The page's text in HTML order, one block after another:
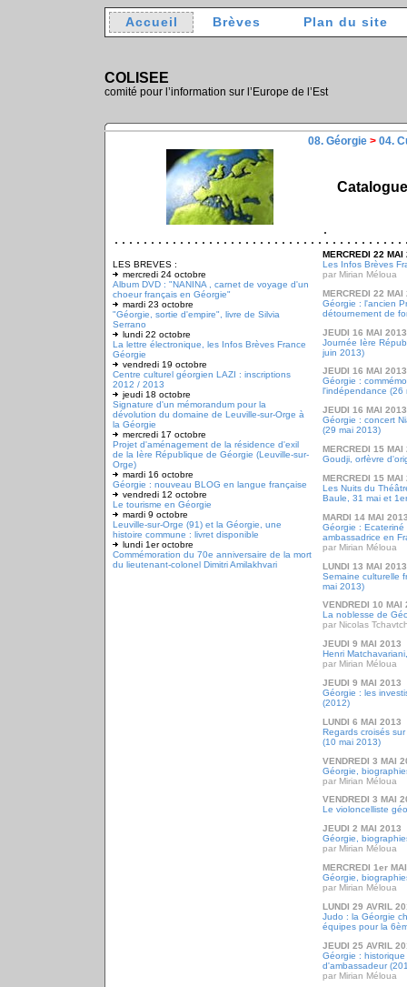
Accueil Brèves Plan du site
COLISEE
comité pour l’information sur l’Europe de l’Est
08. Géorgie > 04.
Catalogue
LES BREVES :
mercredi 24 octobre
Album DVD : "NANINA , carnet de voyage d'un
choeur français en Géorgie"
mardi 23 octobre
"Géorgie, sortie d'empire", livre de Silvia
Serrano
lundi 22 octobre
La lettre électronique, les Infos Brèves France
Géorgie
vendredi 19 octobre
Centre culturel géorgien LAZI : inscriptions
2012 / 2013
jeudi 18 octobre
Signature d'un mémorandum pour la
dévolution du domaine de Leuville-sur-Orge à
la Géorgie
mercredi 17 octobre
Projet d'aménagement de la résidence d'exil
de la Ière République de Géorgie (Leuville-sur-
Orge)
mardi 16 octobre
Géorgie : nouveau BLOG en langue française
vendredi 12 octobre
Le tourisme en Géorgie
mardi 9 octobre
Leuville-sur-Orge (91) et la Géorgie, une
histoire commune : livret disponible
lundi 1er octobre
Commémoration du 70e anniversaire de la mort
du lieutenant-colonel Dimitri Amilakhvari
MERCREDI 22 MAI
Les Infos Brèves
par Mirian Méloua
MERCREDI 22 MAI
Géorgie : l'ancien
détournement de
JEUDI 16 MAI 2013
Journée Ière
juin 2013)
JEUDI 16 MAI 2013
Géorgie :
l'indépendance (26
JEUDI 16 MAI 2013
Géorgie : concert
(29 mai 2013)
MERCREDI 15 MAI
Goudji, orfèvre
MERCREDI 15 MAI
Les Nuits du
Baule, 31 mai et
MARDI 14 MAI
Géorgie : Ecateriné
ambassadrice en
par Mirian Méloua
LUNDI 13 MAI 2013
Semaine culturelle
mai 2013)
VENDREDI 10 MAI
La noblesse de
par Nicolas
JEUDI 9 MAI 2013
Henri
par Mirian Méloua
JEUDI 9 MAI 2013
Géorgie : les
(2012)
LUNDI 6 MAI 2013
Regards croisés
(10 mai 2013)
VENDREDI 3 MAI
Géorgie,
par Mirian Méloua
VENDREDI 3 MAI
Le violoncelliste
JEUDI 2 MAI 2013
Géorgie,
par Mirian Méloua
MERCREDI 1er
Géorgie,
par Mirian Méloua
LUNDI 29 AVRIL
Judo : la Géorgie
équipes pour la
JEUDI 25 AVRIL
Géorgie :
d'ambassadeur
par Mirian Méloua